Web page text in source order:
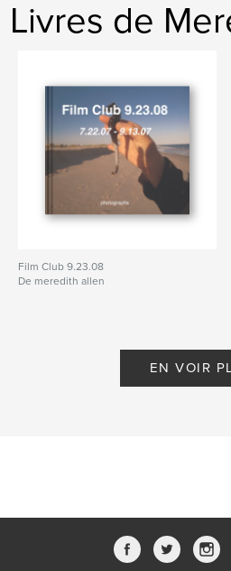
Livres de
Film Club 9.23.08
De meredith allen
EN VOIR